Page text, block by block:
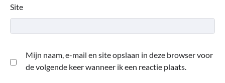
Site
Mijn naam, e-mail en site opslaan in deze browser voor
de volgende keer wanneer ik een reactie plaats.